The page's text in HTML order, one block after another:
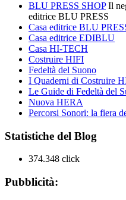
BLU PRESS SHOPIl
editrice BLU PRESS
Casa editrice BLU
Casa editrice EDIBLU
Casa HI-TECH
Costruire HIFI
Fedeltà del Suono
I Quaderni di Costruire
Le Guide di Fedeltà del
Nuova HERA
Percorsi Sonori: la fiera
Statistiche del Blog
374.348 click
Pubblicità: